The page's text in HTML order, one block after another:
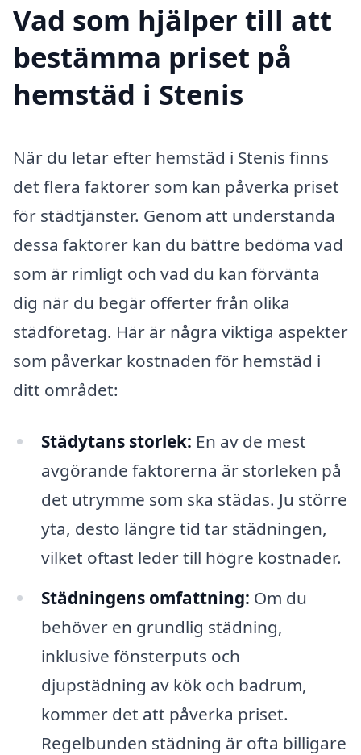
Vad som hjälper till att
bestämma priset på
hemstäd i Stenis
När du letar efter hemstäd i Stenis finns
det flera faktorer som kan påverka priset
för städtjänster. Genom att understanda
dessa faktorer kan du bättre bedöma vad
som är rimligt och vad du kan förvänta
dig när du begär offerter från olika
städföretag. Här är några viktiga aspekter
som påverkar kostnaden för hemstäd i
ditt området:
Städytans storlek: En av de mest
avgörande faktorerna är storleken på
det utrymme som ska städas. Ju större
yta, desto längre tid tar städningen,
vilket oftast leder till högre kostnader.
Städningens omfattning: Om du
behöver en grundlig städning,
inklusive fönsterputs och
djupstädning av kök och badrum,
kommer det att påverka priset.
Regelbunden städning är ofta billigare